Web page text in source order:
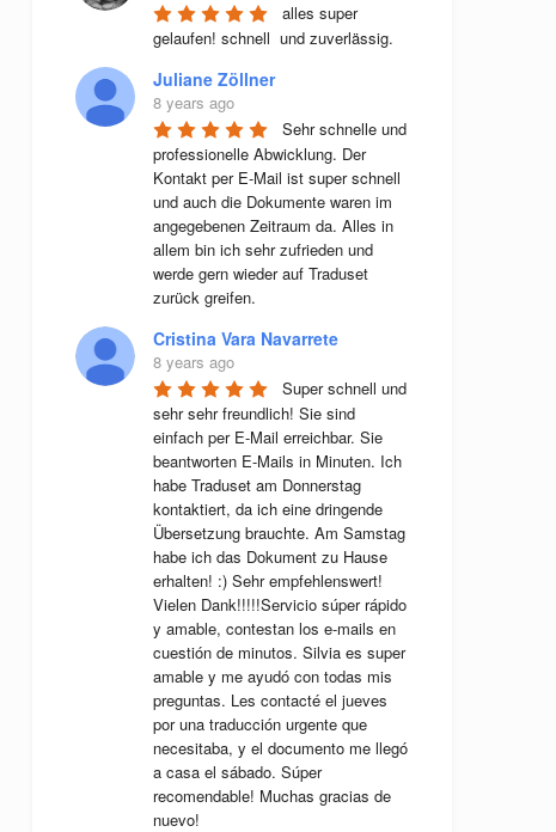
alles super
gelaufen! schnell  und zuverlässig.
Juliane Zöllner
8 years ago
Sehr schnelle und
professionelle Abwicklung. Der
Kontakt per E-Mail ist super schnell
und auch die Dokumente waren im
angegebenen Zeitraum da. Alles in
allem bin ich sehr zufrieden und
werde gern wieder auf Traduset
zurück greifen.
Cristina Vara Navarrete
8 years ago
Super schnell und
sehr sehr freundlich! Sie sind
einfach per E-Mail erreichbar. Sie
beantworten E-Mails in Minuten. Ich
habe Traduset am Donnerstag
kontaktiert, da ich eine dringende
Übersetzung brauchte. Am Samstag
habe ich das Dokument zu Hause
erhalten! :) Sehr empfehlenswert!
Vielen Dank!!!!!Servicio súper rápido
y amable, contestan los e-mails en
cuestión de minutos. Silvia es super
amable y me ayudó con todas mis
preguntas. Les contacté el jueves
por una traducción urgente que
necesitaba, y el documento me llegó
a casa el sábado. Súper
recomendable! Muchas gracias de
nuevo!